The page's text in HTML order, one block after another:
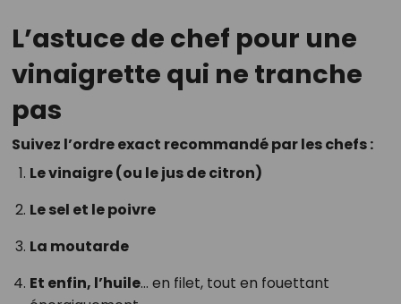
L’astuce de chef pour une
vinaigrette qui ne tranche
pas
Suivez l’ordre exact recommandé par les chefs :
Le vinaigre (ou le jus de citron)
Le sel et le poivre
La moutarde
Et enfin, l’huile… en filet, tout en fouettant